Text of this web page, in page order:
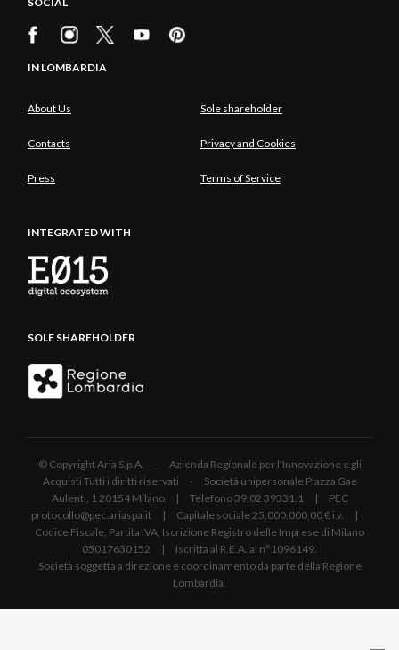
IN LOMBARDIA
About Us Sole shareholder
Contacts Privacy and Cookies
Press Terms of Service
INTEGRATED WITH
SOLE SHAREHOLDER
© Copyright Aria S.p.A. - Azienda Regionale per l'Innovazione e gli
Acquisti Tutti i diritti riservati - Società unipersonale Piazza Gae
Aulenti, 1 20154 Milano | Telefono 39.02 39331.1 | PEC
protocollo@pec.ariaspa.it | Capitale sociale 25.000.000,00 € i.v. |
Codice Fiscale, Partita IVA, Iscrizione Registro delle Imprese di Milano
05017630152 | Iscritta al R.E.A. al n°1096149.
Società soggetta a direzione e coordinamento da parte della Regione
Lombardia.